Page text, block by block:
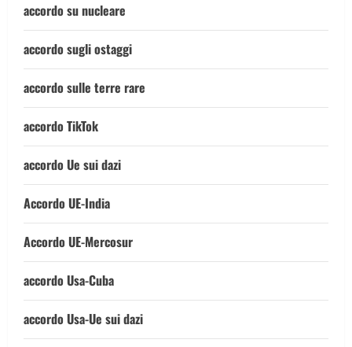
accordo su nucleare
accordo sugli ostaggi
accordo sulle terre rare
accordo TikTok
accordo Ue sui dazi
Accordo UE-India
Accordo UE-Mercosur
accordo Usa-Cuba
accordo Usa-Ue sui dazi